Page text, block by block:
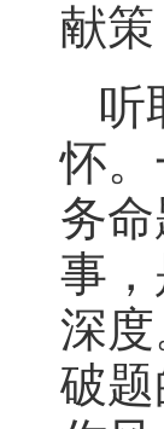
献
听
怀
务
事
深
破